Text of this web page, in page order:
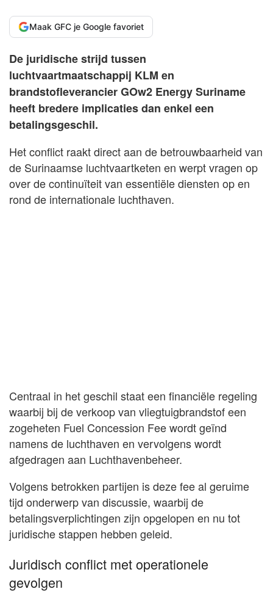
Maak GFC je Google favoriet
De juridische strijd tussen
luchtvaartmaatschappij KLM en
brandstofleverancier GOw2 Energy Suriname
heeft bredere implicaties dan enkel een
betalingsgeschil.
Het conflict raakt direct aan de betrouwbaarheid van
de Surinaamse luchtvaartketen en werpt vragen op
over de continuïteit van essentiële diensten op en
rond de internationale luchthaven.
Centraal in het geschil staat een financiële regeling
waarbij bij de verkoop van vliegtuigbrandstof een
zogeheten Fuel Concession Fee wordt geïnd
namens de luchthaven en vervolgens wordt
afgedragen aan Luchthavenbeheer.
Volgens betrokken partijen is deze fee al geruime
tijd onderwerp van discussie, waarbij de
betalingsverplichtingen zijn opgelopen en nu tot
juridische stappen hebben geleid.
Juridisch conflict met operationele
gevolgen